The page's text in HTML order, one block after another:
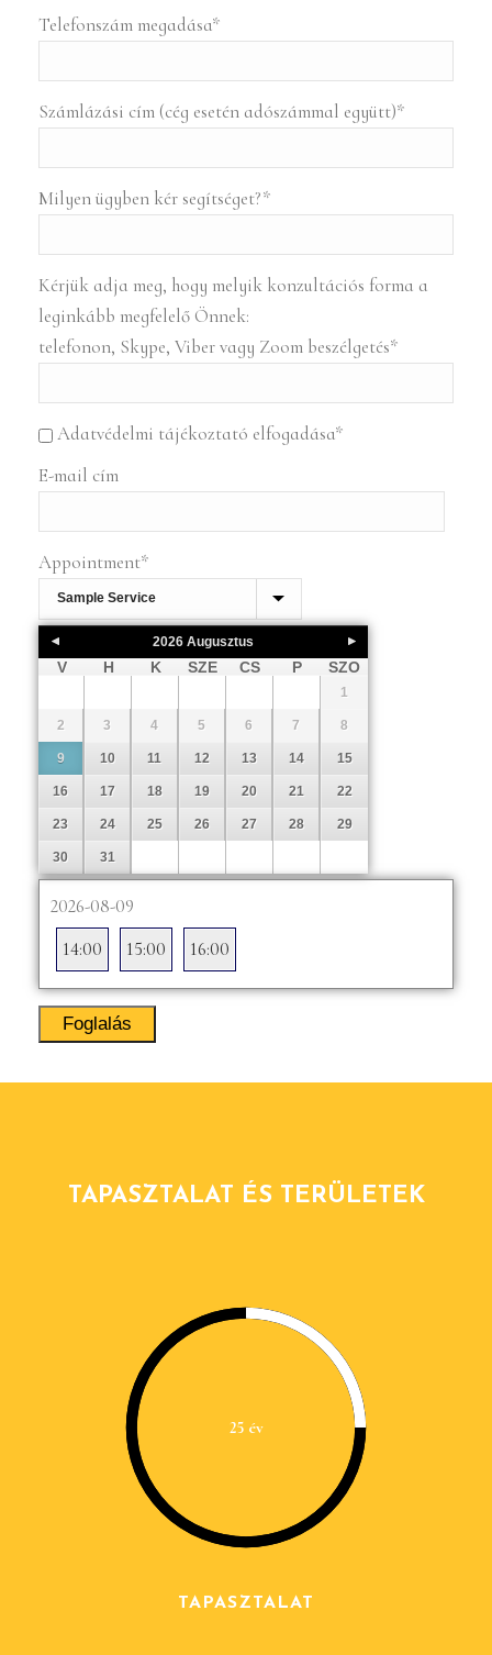
Telefonszám megadása*
Számlázási cím (cég esetén adószámmal együtt)*
Milyen ügyben kér segítséget?*
Kérjük adja meg, hogy melyik konzultációs forma a
leginkább megfelelő Önnek:
telefonon, Skype, Viber vagy Zoom beszélgetés*
Adatvédelmi tájékoztató elfogadása*
E-mail cím
Appointment*
2026 Augusztus
V H K SZE CS P SZO
1
2 3 4 5 6 7 8
9 10 11 12 13 14 15
16 17 18 19 20 21 22
23 24 25 26 27 28 29
30 31
2026-08-09
14:00
15:00 16:00
Foglalás
TAPASZTALAT ÉS TERÜLETEK
25 év
TAPASZTALAT